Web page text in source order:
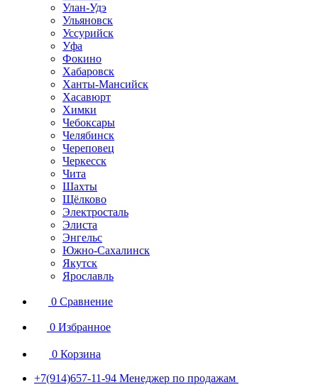
Улан-Удэ
Ульяновск
Уссурийск
Уфа
Фокино
Хабаровск
Ханты-Мансийск
Хасавюрт
Химки
Чебоксары
Челябинск
Череповец
Черкесск
Чита
Шахты
Щёлково
Электросталь
Элиста
Энгельс
Южно-Сахалинск
Якутск
Ярославль
0 Сравнение
0 Избранное
0 Корзина
+7(914)657-11-94 Менеджер по продажам